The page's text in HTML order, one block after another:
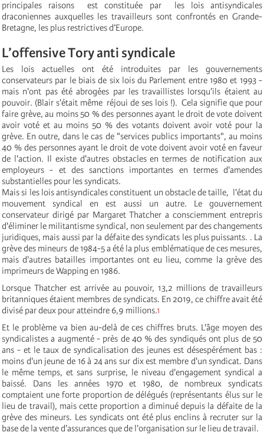
principales raisons est constituée par les lois antisyndicales
draconiennes auxquelles les travailleurs sont confrontés en Grande-
Bretagne, les plus restrictives d’Europe.
L’offensive Tory anti syndicale
Les lois actuelles ont été introduites par les gouvernements
conservateurs par le biais de six lois du Parlement entre 1980 et 1993 -
mais n'ont pas été abrogées par les travaillistes lorsqu'ils étaient au
pouvoir. (Blair s'était même réjoui de ses lois !). Cela signifie que pour
faire grève, au moins 50 % des personnes ayant le droit de vote doivent
avoir voté et au moins 50 % des votants doivent avoir voté pour la
grève. En outre, dans le cas de "services publics importants", au moins
40 % des personnes ayant le droit de vote doivent avoir voté en faveur
de l'action. Il existe d'autres obstacles en termes de notification aux
employeurs - et des sanctions importantes en termes d'amendes
substantielles pour les syndicats.
Mais si les lois antisyndicales constituent un obstacle de taille, l'état du
mouvement syndical en est aussi un autre. Le gouvernement
conservateur dirigé par Margaret Thatcher a consciemment entrepris
d'éliminer le militantisme syndical, non seulement par des changements
juridiques, mais aussi par la défaite des syndicats les plus puissants. . La
grève des mineurs de 1984-5 a été la plus emblématique de ces mesures,
mais d'autres batailles importantes ont eu lieu, comme la grève des
imprimeurs de Wapping en 1986.
Lorsque Thatcher est arrivée au pouvoir, 13,2 millions de travailleurs
britanniques étaient membres de syndicats. En 2019, ce chiffre avait été
divisé par deux pour atteindre 6,9 millions.1
Et le problème va bien au-delà de ces chiffres bruts. L'âge moyen des
syndicalistes a augmenté - près de 40 % des syndiqués ont plus de 50
ans - et le taux de syndicalisation des jeunes est désespérément bas :
moins d'un jeune de 16 à 24 ans sur dix est membre d'un syndicat. Dans
le même temps, et sans surprise, le niveau d'engagement syndical a
baissé. Dans les années 1970 et 1980, de nombreux syndicats
comptaient une forte proportion de délégués (représentants élus sur le
lieu de travail), mais cette proportion a diminué depuis la défaite de la
grève des mineurs. Les syndicats ont été plus enclins à recruter sur la
base de la vente d'assurances que de l'organisation sur le lieu de travail.